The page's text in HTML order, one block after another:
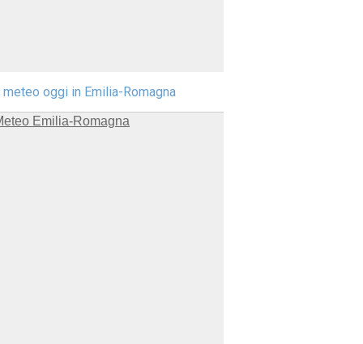
meteo oggi in Emilia-Romagna